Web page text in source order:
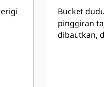
Bucket
pinggiran
dibautkan,